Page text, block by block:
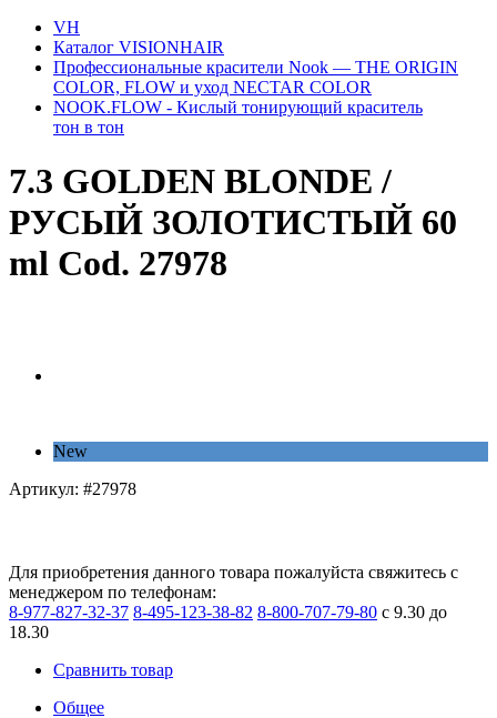
VH
Каталог VISIONHAIR
Профессиональные красители Nook — THE ORIGIN
COLOR, FLOW и уход NECTAR COLOR
NOOK.FLOW - Кислый тонирующий краситель
тон в тон
7.3 GOLDEN BLONDE /
РУСЫЙ ЗОЛОТИСТЫЙ 60
ml Cod. 27978
New
Артикул: #27978
Для приобретения данного товара пожалуйста свяжитесь с
менеджером по телефонам:
8-977-827-32-37 8-495-123-38-82 8-800-707-79-80 с 9.30 до
18.30
Сравнить товар
Общее